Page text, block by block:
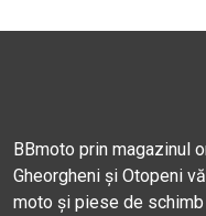
BBmoto prin magazinul
Gheorgheni și Otopeni
moto și piese de